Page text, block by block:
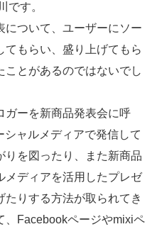
です。
について、ユーザーにソー
てもらい、盛り上げてもら
ことがあるのではないでし
ガーを新商品発表会に呼
ャルメディアで発信して
りを図ったり、また新商品
メディアを活用したプレゼ
たりする方法が取られてき
、Facebookページやmixiペ